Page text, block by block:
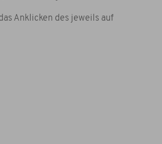
Anklicken des jeweils auf